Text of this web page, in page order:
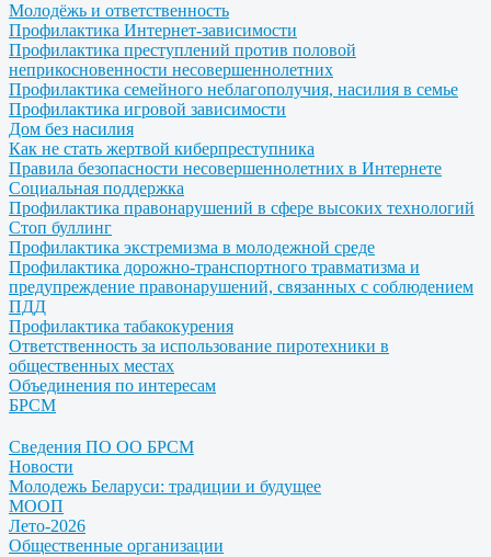
Молодёжь и ответственность
Профилактика Интернет-зависимости
Профилактика преступлений против половой
неприкосновенности несовершеннолетних
Профилактика семейного неблагополучия, насилия в семье
Профилактика игровой зависимости
Дом без насилия
Как не стать жертвой киберпреступника
Правила безопасности несовершеннолетних в Интернете
Социальная поддержка
Профилактика правонарушений в сфере высоких технологий
Стоп буллинг
Профилактика экстремизма в молодежной среде
Профилактика дорожно-транспортного травматизма и
предупреждение правонарушений, связанных с соблюдением
ПДД
Профилактика табакокурения
Ответственность за использование пиротехники в
общественных местах
Объединения по интересам
БРСМ
Сведения ПО ОО БРСМ
Новости
Молодежь Беларуси: традиции и будущее
МООП
Лето-2026
Общественные организации